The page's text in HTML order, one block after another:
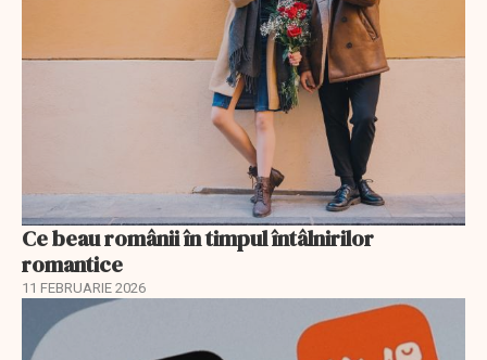
Ce beau românii în timpul întâlnirilor
romantice
11 FEBRUARIE 2026